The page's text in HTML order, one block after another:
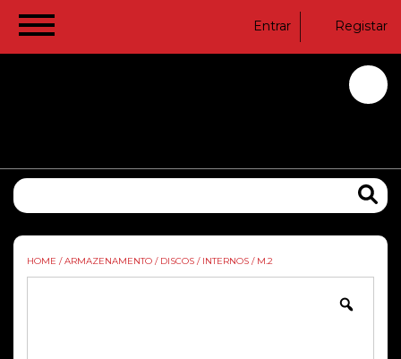
Entrar Registar
HOME / ARMAZENAMENTO / DISCOS / INTERNOS / M.2